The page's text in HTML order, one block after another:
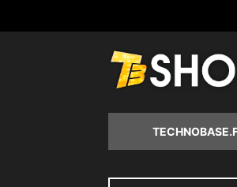
Inhalt